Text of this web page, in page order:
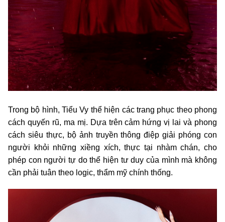
Trong bộ hình, Tiểu Vy thể hiện các trang phục theo phong
cách quyến rũ, ma mị. Dựa trên cảm hứng vị lai và phong
cách siêu thực, bộ ảnh truyền thông điệp giải phóng con
người khỏi những xiềng xích, thực tại nhàm chán, cho
phép con người tự do thể hiện tư duy của mình mà không
cần phải tuân theo logic, thẩm mỹ chính thống.